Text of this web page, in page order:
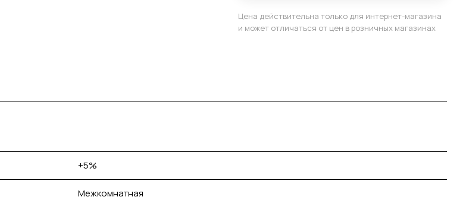
Цена действительна только для интернет-магазина
и может отличаться от цен в розничных магазинах
+5%
Межкомнатная